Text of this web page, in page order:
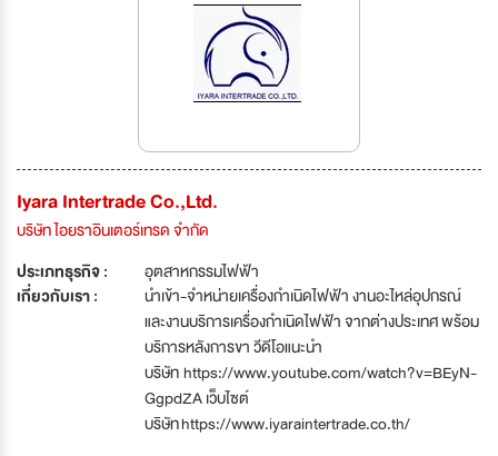
Iyara Intertrade Co.,Ltd.
บริษัท ไอยราอินเตอร์เทรด จำกัด
ประเภทธุรกิจ :
อุตสาหกรรมไฟฟ้า
เกี่ยวกับเรา :
นำเข้า-จำหน่ายเครื่องกำเนิดไฟฟ้า งานอะไหล่อุปกรณ์
และงานบริการเครื่องกำเนิดไฟฟ้า จากต่างประเทศ พร้อม
บริการหลังการขา วีดีโอแนะนำ
บริษัท https://www.youtube.com/watch?v=BEyN-
GgpdZA เว็บไซต์
บริษัท https://www.iyaraintertrade.co.th/